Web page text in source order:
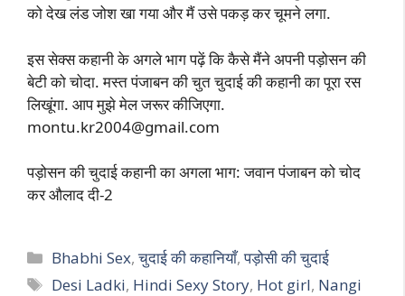
को देख लंड जोश खा गया और मैं उसे पकड़ कर चूमने लगा.
इस सेक्स कहानी के अगले भाग पढ़ें कि कैसे मैंने अपनी पड़ोसन की
बेटी को चोदा. मस्त पंजाबन की चुत चुदाई की कहानी का पूरा रस
लिखूंगा. आप मुझे मेल जरूर कीजिएगा.
montu.kr2004@gmail.com
पड़ोसन की चुदाई कहानी का अगला भाग: जवान पंजाबन को चोद
कर औलाद दी-2
Categories
Bhabhi Sex,चुदाई की कहानियाँ,पड़ोसी की चुदाई
Tags
Desi Ladki, Hindi Sexy Story, Hot girl, Nangi